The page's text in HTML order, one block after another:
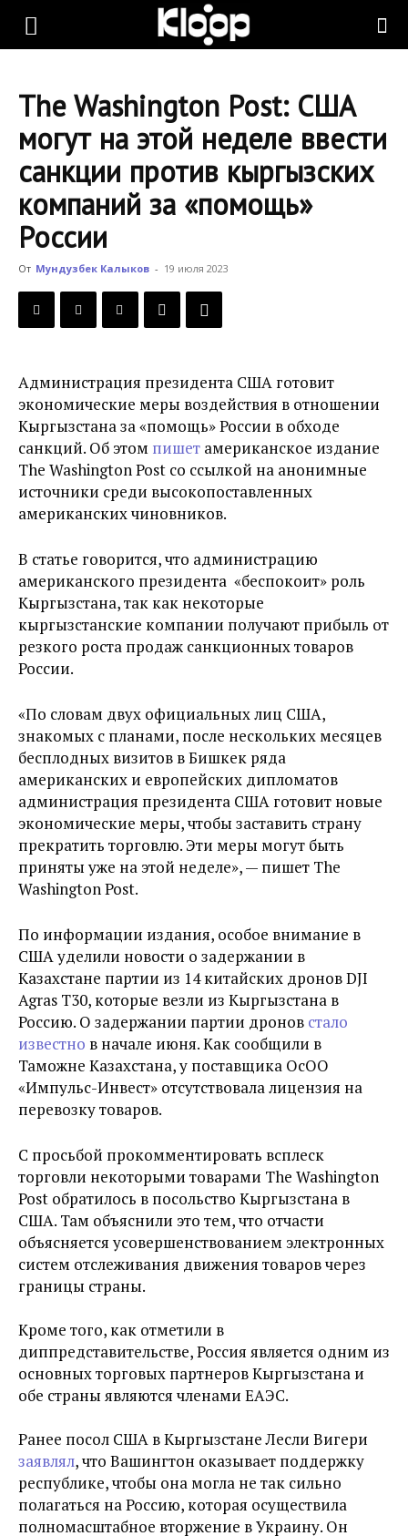
KLOOP.KG
Новости
Кыргызстана
The Washington Post: США
могут на этой неделе ввести
санкции против кыргызских
компаний за «помощь»
России
От Мундузбек Калыков - 19 июля 2023
Администрация президента США готовит
экономические меры воздействия в отношении
Кыргызстана за «помощь» России в обходе
санкций. Об этом пишет американское издание
The Washington Post со ссылкой на анонимные
источники среди высокопоставленных
американских чиновников.
В статье говорится, что администрацию
американского президента «беспокоит» роль
Кыргызстана, так как некоторые
кыргызстанские компании получают прибыль от
резкого роста продаж санкционных товаров
России.
«По словам двух официальных лиц США,
знакомых с планами, после нескольких месяцев
бесплодных визитов в Бишкек ряда
американских и европейских дипломатов
администрация президента США готовит новые
экономические меры, чтобы заставить страну
прекратить торговлю. Эти меры могут быть
приняты уже на этой неделе», — пишет The
Washington Post.
По информации издания, особое внимание в
США уделили новости о задержании в
Казахстане партии из 14 китайских дронов DJI
Agras T30, которые везли из Кыргызстана в
Россию. О задержании партии дронов стало
известно в начале июня. Как сообщили в
Таможне Казахстана, у поставщика ОсОО
«Импульс-Инвест» отсутствовала лицензия на
перевозку товаров.
С просьбой прокомментировать всплеск
торговли некоторыми товарами The Washington
Post обратилось в посольство Кыргызстана в
США. Там объяснили это тем, что отчасти
объясняется усовершенствованием электронных
систем отслеживания движения товаров через
границы страны.
Кроме того, как отметили в
диппредставительстве, Россия является одним из
основных торговых партнеров Кыргызстана и
обе страны являются членами ЕАЭС.
Ранее посол США в Кыргызстане Лесли Вигери
заявлял, что Вашингтон оказывает поддержку
республике, чтобы она могла не так сильно
полагаться на Россию, которая осуществила
полномасштабное вторжение в Украину. Он